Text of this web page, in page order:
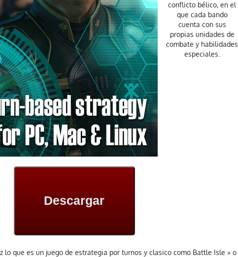
conflicto bélico, en el
que cada bando
cuenta con sus
propias unidades de
combate y habilidades
especiales.
Descargar
lo que es un juego de estrategia por turnos y clasico como Battle Isle » o